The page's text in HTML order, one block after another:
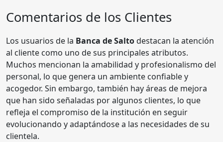
Comentarios de los Clientes
Los usuarios de la Banca de Saltodestacan la atención
al cliente como uno de sus principales atributos.
Muchos mencionan la amabilidad y profesionalismo del
personal, lo que genera un ambiente confiable y
acogedor. Sin embargo, también hay áreas de mejora
que han sido señaladas por algunos clientes, lo que
refleja el compromiso de la institución en seguir
evolucionando y adaptándose a las necesidades de su
clientela.